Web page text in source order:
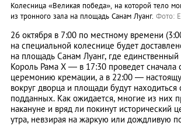
Колесница «Великая победа», на которой тело
из тронного зала на площадь Санам Луанг. Фото:
26 октября в 7:00 по местному времени
на специальной колеснице будет
на площадь Санам Луанг, где
Король Рама X — в 17:30 проведет сначала
церемонию кремации, а в 22:00 —
вокруг дворца и площади будут находиться
подданных. Как ожидается, многие из них
накануне и вряд ли покинут исторический
утра, невзирая на жаркую или дождливую